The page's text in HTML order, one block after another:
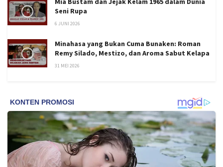
Seni Rupa
6 JUNI 2026
Minahasa yang Bukan Cuma Bunaken: Roman
Remy Silado, Mestizo, dan Aroma Sabut Kelapa
31 MEI 2026